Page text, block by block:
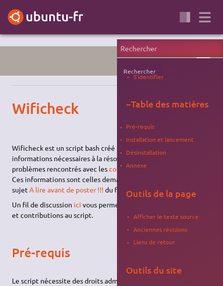
WIFI
Wificheck
Wificheck est un script bash créé pour faciliter la récolte des
informations nécessaires à la résolution d'une majorité des
problèmes rencontrés avec lesconnexions sans-fil
Ces informations sont celles demandées expressément sur le
sujetA lire avant de poster !!! du forum.
Un fil de discussion ici vous permet d'apporter vos suggestions
et contributions au script.
Pré-requis
Le script nécessite des droits administrateur pour l'exécution
Rechercher
S'identifier
−Table des matières
Pré-requis
Installation et lancement
Désinstallation
Annexe
Outils de la page
Afficher le texte source
Anciennes révisions
Liens de retour
Outils du site